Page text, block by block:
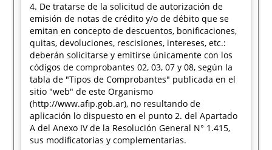
4. De tratarse de la solicitud de autorización de
emisión de notas de crédito y/o de débito que se
emitan en concepto de descuentos, bonificaciones,
quitas, devoluciones, rescisiones, intereses, etc.:
deberán solicitarse y emitirse únicamente con los
códigos de comprobantes 02, 03, 07 y 08, según la
tabla de "Tipos de Comprobantes" publicada en el
sitio "web" de este Organismo
(http://www.afip.gob.ar), no resultando de
aplicación lo dispuesto en el punto 2. del Apartado
A del Anexo IV de la Resolución General N° 1.415,
sus modificatorias y complementarias.